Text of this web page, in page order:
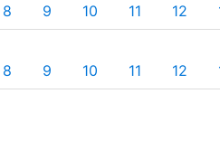
8 9 10 11 12
8 9 10 11 12